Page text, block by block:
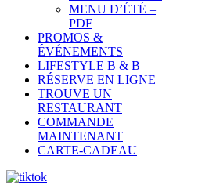
MENU D’ÉTÉ –
PDF
PROMOS &
ÉVÉNEMENTS
LIFESTYLE B & B
RÉSERVE EN LIGNE
TROUVE UN
RESTAURANT
COMMANDE
MAINTENANT
CARTE-CADEAU